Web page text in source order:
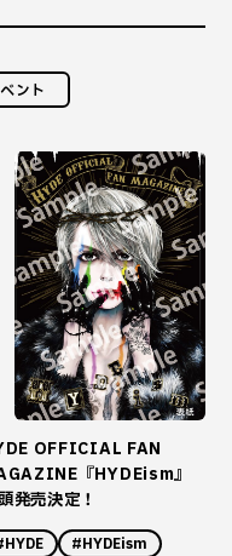
ント
OFFICIAL FAN
『HYDEism』
発売決定！
#HYDEism